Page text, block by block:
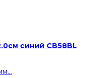
синий CB58BL